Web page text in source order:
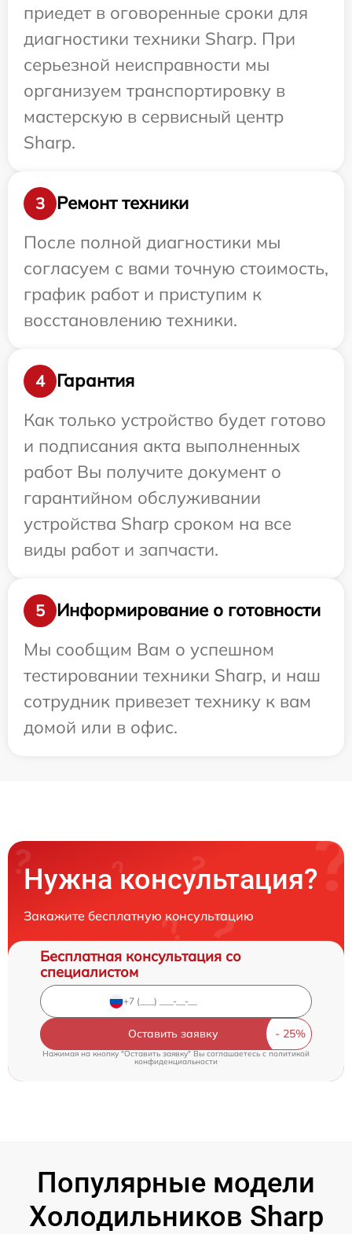
приедет в оговоренные сроки для
диагностики техники Sharp. При
серьезной неисправности мы
организуем транспортировку в
мастерскую в сервисный центр
Sharp.
3
Ремонт техники
После полной диагностики мы
согласуем с вами точную стоимость,
график работ и приступим к
восстановлению техники.
4
Гарантия
Как только устройство будет готово
и подписания акта выполненных
работ Вы получите документ о
гарантийном обслуживании
устройства Sharp сроком на все
виды работ и запчасти.
5
Информирование о готовности
Мы сообщим Вам о успешном
тестировании техники Sharp, и наш
сотрудник привезет технику к вам
домой или в офис.
Нужна консультация?
Закажите бесплатную консультацию
Бесплатная консультация со
специалистом
Оставить заявку
Нажимая на кнопку "Оставить заявку" Вы соглашаетесь cполитикой
конфиденциальности
Популярные модели
Холодильников Sharp